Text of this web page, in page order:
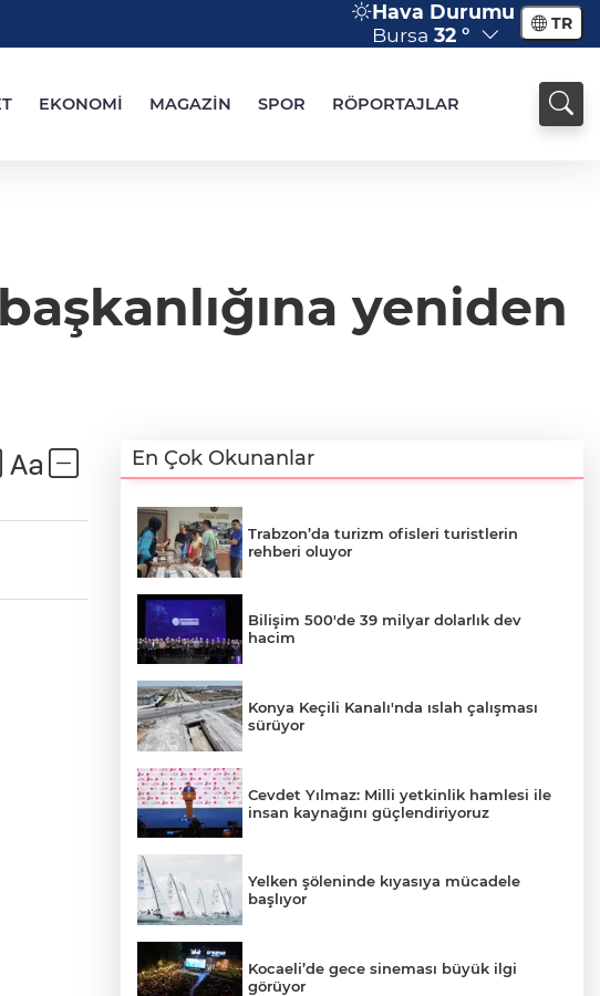
Hava Durumu
Bursa 32 ° TR
EKONOMİ MAGAZİN SPOR RÖPORTAJLAR
yeniden
En Çok Okunanlar
Trabzon’da turizm ofisleri turistlerin
rehberi oluyor
Bilişim 500'de 39 milyar dolarlık dev
hacim
Konya Keçili Kanalı'nda ıslah çalışması
sürüyor
Cevdet Yılmaz: Milli yetkinlik hamlesi ile
insan kaynağını güçlendiriyoruz
Yelken şöleninde kıyasıya mücadele
başlıyor
Kocaeli’de gece sineması büyük ilgi
görüyor